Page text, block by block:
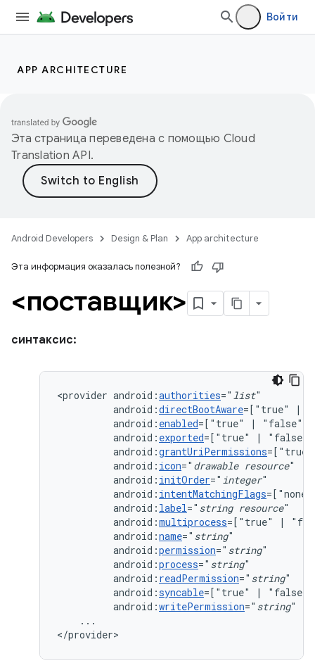
Войти
APP ARCHITECTURE
Эта страница переведена с помощью Cloud
Translation API.
Android Developers Design & Plan App architecture
Эта информация оказалась полезной?
<поставщик>
синтаксис:
<provider android:authorities=" list
android:directBootAware=["true"
|
android: enabled=["true" |
android: exported=["true" |
android:grantUriPermissions=["true"
android: icon=" drawable resource
android: initOrder=" integer
android: intentMatchingFlags=["none"
android: label=" string resource
android:multiprocess=["true"
|
android:name=" string
android:permission=" string
android:process=" string
android: readPermission=" string
android:syncable=["true" |
android:writePermission=" string"
...
</provider>